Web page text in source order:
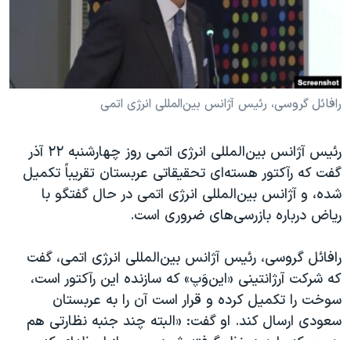
فرهنگ و زندگی
حقوق شهروندی
اقتصادی
علم و فناوری
گالری عکس
آرشیو پخش زنده
مستندها
انتخابات ریاست جمهوری آمریکا ۲۰۲۴
حمله جمهوری اسلامی به اسرائیل
رمز مهسا
اعتراضات زن، زندگی، آزادی
مجموعه مستندهای دادخواهی
تریبونال مردمی آبان ۹۸
چهل سال گروگان‌گیری
قانون شفافیت دارائی کادر رهبری ایران
اعتراضات مردمی آبان ۹۸
دنبال کنید
رافائل گروسی، رئیس آژانس بین‌المللی انرژی اتمی
رئیس آژانس بین‌المللی انرژی اتمی روز چهارشنبه ۲۲ آذر
گفت که رآکتور هسته‌ای تحقیقاتی عربستان تقریباً تکمیل
شده، و آژانس بین‌المللی انرژی اتمی در حال گفتگو با
ریاض درباره بازرسی‌های ضروری است.
رافائل گروسی، رئیس آژانس بین‌المللی انرژی اتمی، گفت
که شرکت آرژانتینی «این‌وَپ» که سازنده این رآکتور است،
سوخت را تکمیل کرده و قرار است آن را به عربستان
سعودی ارسال کند. او گفت: «البته چند جنبه نظارتی هم